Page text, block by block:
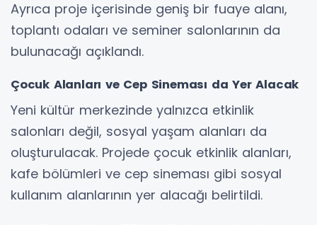
Ayrıca proje içerisinde geniş bir fuaye alanı,
toplantı odaları ve seminer salonlarının da
bulunacağı açıklandı.
Çocuk Alanları ve Cep Sineması da Yer Alacak
Yeni kültür merkezinde yalnızca etkinlik
salonları değil, sosyal yaşam alanları da
oluşturulacak. Projede çocuk etkinlik alanları,
kafe bölümleri ve cep sineması gibi sosyal
kullanım alanlarının yer alacağı belirtildi.